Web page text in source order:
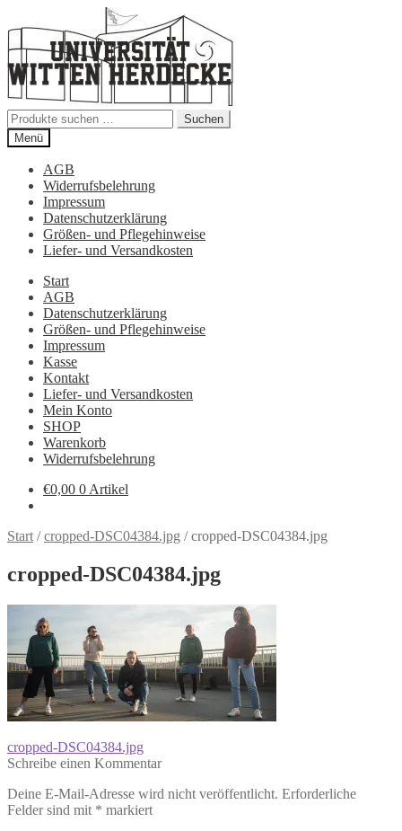
Navigation
springen
Inhalt
springen
Suchen
nach:
Suchen
Menü
AGB
Widerrufsbelehrung
Impressum
Datenschutzerklärung
Größen- und Pflegehinweise
Liefer- und Versandkosten
Start
AGB
Datenschutzerklärung
Größen- und Pflegehinweise
Impressum
Kasse
Kontakt
Liefer- und Versandkosten
Mein Konto
SHOP
Warenkorb
Widerrufsbelehrung
€0,00 0 Artikel
Start /cropped-DSC04384.jpg /cropped-DSC04384.jpg
cropped-DSC04384.jpg
Beitragsnavigation
Vorheriger
Beitrag:
cropped-DSC04384.jpg
Schreibe einen Kommentar
Deine E-Mail-Adresse wird nicht veröffentlicht. Erforderliche
Felder sind mit * markiert